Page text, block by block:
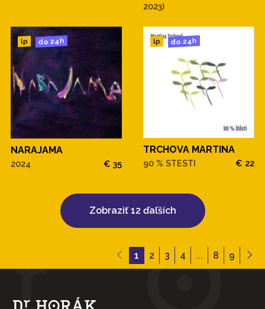
2023)
lp do 24h
NARAJAMA
2024 € 35
lp do 24h
TRCHOVA MARTINA
90 % STESTI € 22
Zobraziť 12 ďaľších
1 2 3 4 ... 8 9